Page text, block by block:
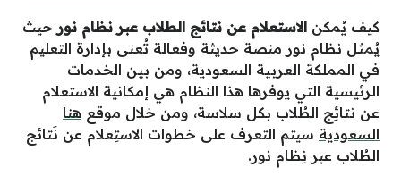
كيف يُمكن الاستعلام عن نتائج الطلاب عبر نظام نور حيث
يُمثل نظام نور منصة حديثة وفعالة تُعنى بإدارة التعليم
في المملكة العربية السعودية، ومن بين الخدمات
الرئيسية التي يوفرها هذا النظام هي إمكانية الاستعلام
عن نتائِج الطُلاب بكل سلاسة، ومن خلال موقع هنا
السعودية سيتم التعرف على خطوات الاستِعلام عن نَتائج
الطُلاب عبر نِظام نور.